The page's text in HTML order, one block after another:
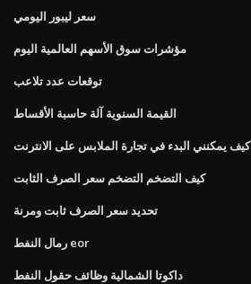
سعر ليبور اليومي
مؤشرات سوق الأسهم العالمية اليوم
توقعات عدد تلاعب
القيمة السنوية آلة حاسبة الأقساط
كيف يمكنني البدء في تجارة الملابس على الانترنت
كيف التضخم التضخم سعر الصرف الثابت
تحديد سعر الصرف ثابت ومرنة
رمال النفط eor
داكوتا الشمالية وظائف حقول النفط